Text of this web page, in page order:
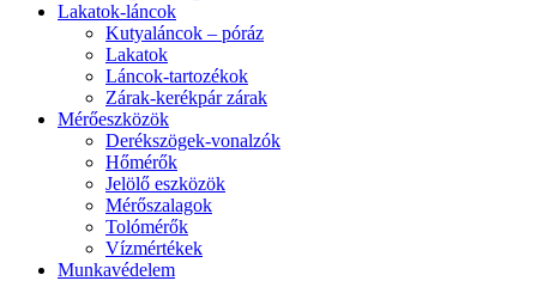
Lakatok-láncok
Kutyaláncok – póráz
Lakatok
Láncok-tartozékok
Zárak-kerékpár zárak
Mérőeszközök
Derékszögek-vonalzók
Hőmérők
Jelölő eszközök
Mérőszalagok
Tolómérők
Vízmértékek
Munkavédelem